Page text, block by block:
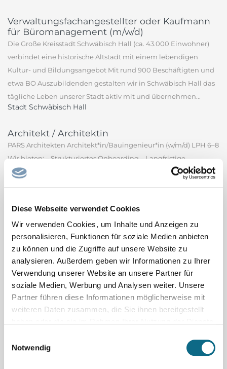
Diese Webseite verwendet Cookies
Wir verwenden Cookies, um Inhalte und Anzeigen zu
personalisieren, Funktionen für soziale Medien anbieten
zu können und die Zugriffe auf unsere Website zu
analysieren. Außerdem geben wir Informationen zu Ihrer
Verwendung unserer Website an unsere Partner für
soziale Medien, Werbung und Analysen weiter. Unsere
Partner führen diese Informationen möglicherweise mit
weiteren Daten zusammen, die Sie ihnen bereitgestellt
Notwendig
Verwaltungsfachangestellter oder Kaufmann
für Büromanagement (m/w/d)
Die Große Kreisstadt Schwäbisch Hall (ca. 43.000 Einwohner)
verbindet eine historische Altstadt mit einem lebendigen
Kultur- und Bildungsangebot Mit rund 900 Beschäftigten und
etwa BO Auszubildenden gestalten wir in Schwäbisch Hall das
tägliche Leben unserer Stadt aktiv mit und übernehmen...
Stadt Schwäbisch Hall
Architekt / Architektin
PARS Architekten Architekt*in/Bauingenieur*in (w/m/d) LPH 6–8
Wir bieten: – Strukturiertes Onboarding – Langfristige
Perspektive – Stärkung deiner Kompetenzen –
Aufgaben & Perspektiven: – Der Bau...
PARS Architekten GmbH
Spitalfacharzt / Spitalfachärztin Pädiatrie
Oberarzt oder Spitalfacharzt (m/w/d) 60 - 100% (Psychiatrie oder
Pädiatrie) Heilpädagogisch-Psychiatrische Fachstelle (HPF)
Bereich Kinder und Jugend mit Störung der intellektuellen
Entwicklung, Klinik Luzern Per 1. November 2026 oder nach
Vereinbarung Ihre Aufgaben - Ambulante Tätigkeit im...
Co-Chefarzt / Chefärztin mit Option Chefarzt /